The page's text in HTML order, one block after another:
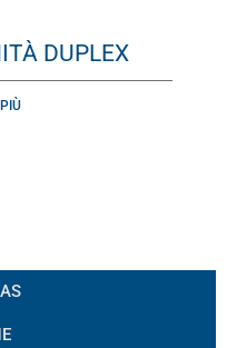
DUPLEX